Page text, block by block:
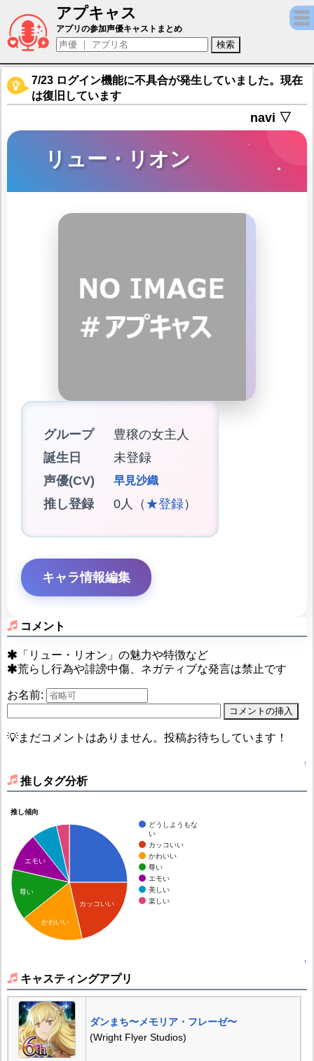
アプキャス
リュー・リオン（声優：早見沙織)【ダンま
アプリの参加声優キャストまとめ
7/23 ログイン機能に不具合が発生していました。現在
は復旧しています
navi ▽
リュー・リオン
グループ
豊穣の女主人
誕生日
未登録
声優(CV)
早見沙織
推し登録 0人（ ★登録）
キャラ情報編集
コメント
「リュー・リオン」の魅力や特徴など
荒らし行為や誹謗中傷、ネガティブな発言は禁止です
お名前:
💡まだコメントはありません。投稿お待ちしています！
↑
推しタグ分析
推し傾向
どうしようもな
い
カッコいい
かわいい
尊い
エモい
美しい
楽しい
カッコいい
エモい
尊い
かわいい
↑
キャスティングアプリ
ダンまち〜メモリア・フレーゼ〜
(Wright Flyer Studios)